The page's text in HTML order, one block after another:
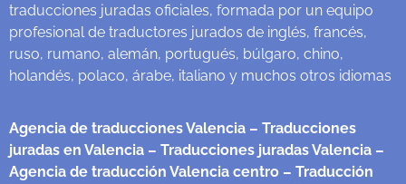
traducciones juradas oficiales, formada por un equipo
profesional de traductores jurados de inglés, francés,
ruso, rumano, alemán, portugués, búlgaro, chino,
holandés, polaco, árabe, italiano y muchos otros idiomas
Agencia de traducciones Valencia – Traducciones
juradas en Valencia – Traducciones juradas Valencia –
Agencia de traducción Valencia centro – Traducción